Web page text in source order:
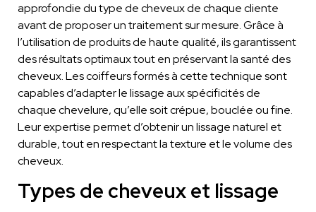
approfondie du type de cheveux de chaque cliente
avant de proposer un traitement sur mesure. Grâce à
l’utilisation de produits de haute qualité, ils garantissent
des résultats optimaux tout en préservant la santé des
cheveux. Les coiffeurs formés à cette technique sont
capables d’adapter le lissage aux spécificités de
chaque chevelure, qu’elle soit crépue, bouclée ou fine.
Leur expertise permet d’obtenir un lissage naturel et
durable, tout en respectant la texture et le volume des
cheveux.
Types de cheveux et lissage